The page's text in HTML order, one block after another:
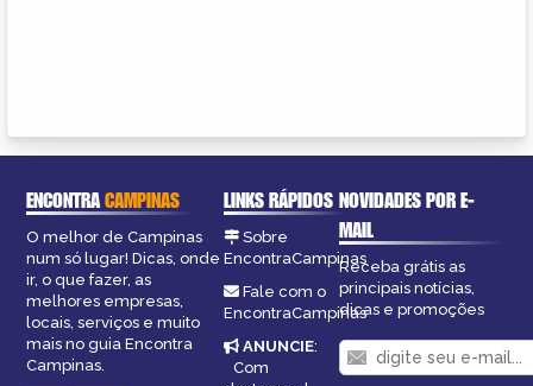
ENCONTRACAMPINAS
O melhor de Campinas
num só lugar! Dicas, onde
ir, o que fazer, as
melhores empresas,
locais, serviços e muito
mais no guia Encontra
Campinas.
LINKS RÁPIDOS
Sobre
EncontraCampinas
Fale com o
EncontraCampinas
ANUNCIE:
Com
NOVIDADES POR E-
MAIL
Receba grátis as
principais notícias,
dicas e promoções